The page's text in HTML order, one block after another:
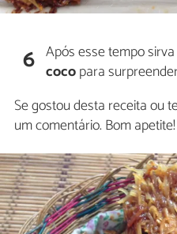
6 Após esse tempo
cocopara
Se gostou desta receita ou
um comentário. Bom apetite!